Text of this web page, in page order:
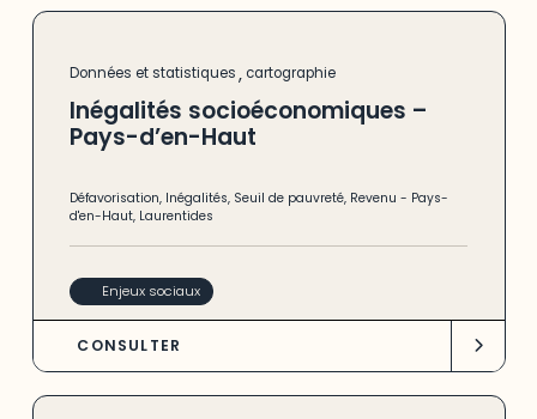
Données et statistiques, cartographie
Inégalités socioéconomiques –
Pays-d’en-Haut
Défavorisation, Inégalités, Seuil de pauvreté, Revenu - Pays-
d'en-Haut, Laurentides
Enjeux sociaux
CONSULTER